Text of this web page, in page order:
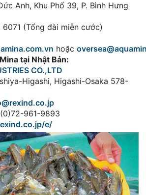
Anh, Khu Phố 39, P. Bình Hưng
6071 (Tổng đài miễn cước)
hoặc
tại Nhật Bản:
CO.,LTD
Higashi, Higashi-Osaka 578-
961-9893
e/